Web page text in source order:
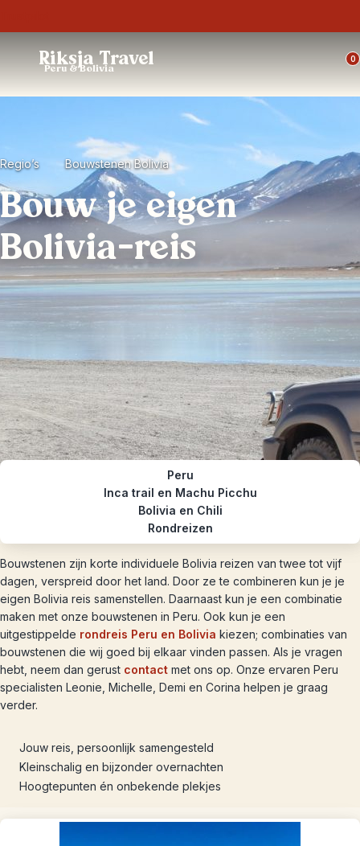
Riksja Travel
Peru & Bolivia
0
Regio’s Bouwstenen Bolivia
Bouw je eigen
Bolivia-reis
Peru
Inca trail en Machu Picchu
Bolivia en Chili
Rondreizen
Bouwstenen zijn korte individuele Bolivia reizen van twee tot vijf
dagen, verspreid door het land. Door ze te combineren kun je je
eigen Bolivia reis samenstellen. Daarnaast kun je een combinatie
maken met onze bouwstenen in Peru. Ook kun je een
uitgestippelde rondreis Peru en Bolivia kiezen; combinaties van
bouwstenen die wij goed bij elkaar vinden passen. Als je vragen
hebt, neem dan gerust contact met ons op. Onze ervaren Peru
specialisten Leonie, Michelle, Demi en Corina helpen je graag
verder.
Jouw reis, persoonlijk samengesteld
Kleinschalig en bijzonder overnachten
Hoogtepunten én onbekende plekjes